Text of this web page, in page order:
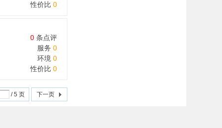
性价比 0
0 条点评
服务 0
环境 0
性价比 0
/ 5 页 下一页